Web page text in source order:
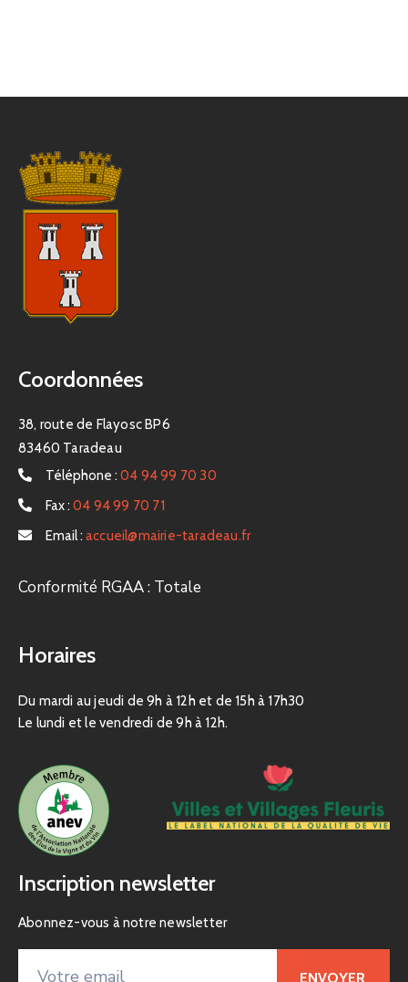
Coordonnées
38, route de Flayosc BP6
83460 Taradeau
Téléphone : 04 94 99 70 30
Fax : 04 94 99 70 71
Email : accueil@mairie-taradeau.fr
Conformité RGAA : Totale
Horaires
Du mardi au jeudi de 9h à 12h et de 15h à 17h30
Le lundi et le vendredi de 9h à 12h.
Inscription newsletter
Abonnez-vous à notre newsletter